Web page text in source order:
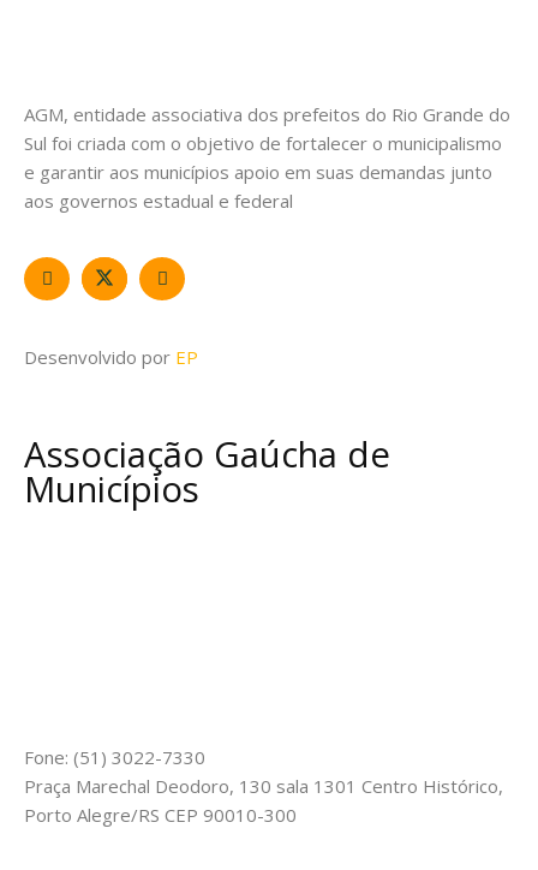
AGM, entidade associativa dos prefeitos do Rio Grande do
Sul foi criada com o objetivo de fortalecer o municipalismo
e garantir aos municípios apoio em suas demandas junto
aos governos estadual e federal
Desenvolvido por EP
Associação Gaúcha de
Municípios
Fone: (51) 3022-7330
Praça Marechal Deodoro, 130 sala 1301 Centro Histórico,
Porto Alegre/RS CEP 90010-300